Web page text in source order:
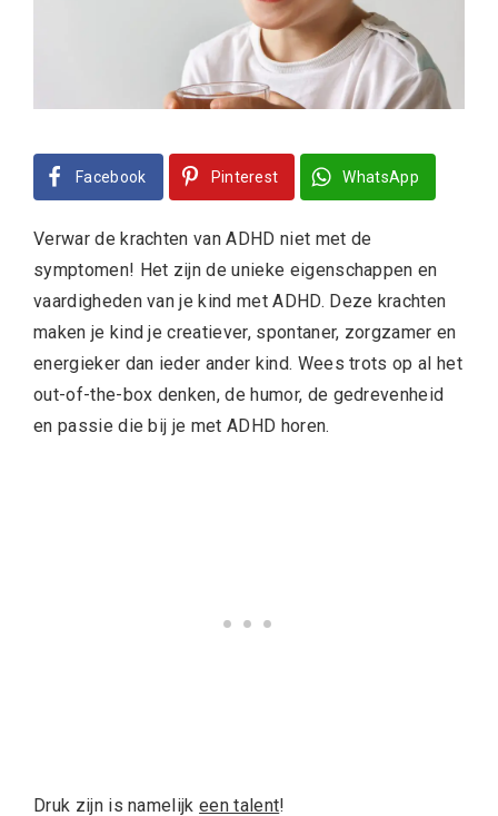
Facebook Pinterest WhatsApp
Verwar de krachten van ADHD niet met de
symptomen! Het zijn de unieke eigenschappen en
vaardigheden van je kind met ADHD. Deze krachten
maken je kind je creatiever, spontaner, zorgzamer en
energieker dan ieder ander kind. Wees trots op al het
out-of-the-box denken, de humor, de gedrevenheid
en passie die bij je met ADHD horen.
Druk zijn is namelijkeen talent!